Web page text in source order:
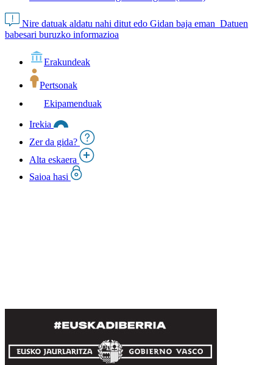
Nire datuak aldatu nahi ditut edo Gidan baja eman Datuen
babesari buruzko informazioa
Erakundeak
Pertsonak
Ekipamenduak
Irekia
Zer da gida?
Alta eskaera
Saioa hasi